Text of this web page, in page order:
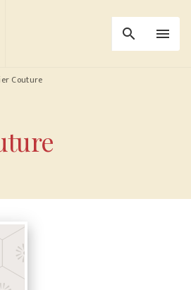
search menu
Couture